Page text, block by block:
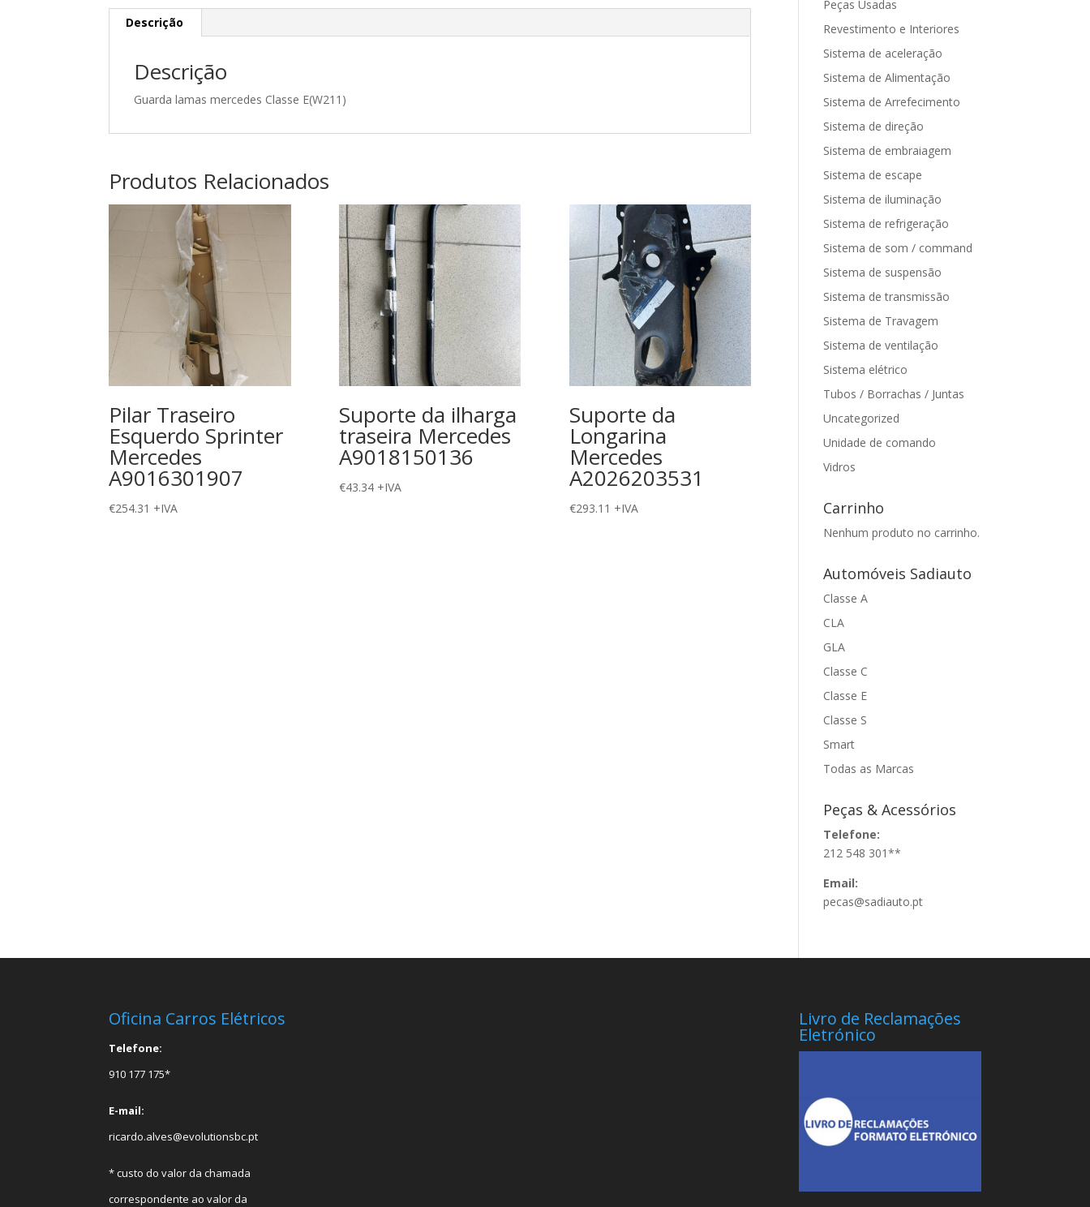
Descrição
Descrição
Guarda lamas mercedes Classe E(W211)
Produtos Relacionados
Pilar Traseiro
Esquerdo Sprinter
Mercedes
A9016301907
€254.31 +IVA
Suporte da ilharga
traseira Mercedes
A9018150136
€43.34 +IVA
Suporte da
Longarina
Mercedes
A2026203531
€293.11 +IVA
Peças Usadas
Revestimento e Interiores
Sistema de aceleração
Sistema de Alimentação
Sistema de Arrefecimento
Sistema de direção
Sistema de embraiagem
Sistema de escape
Sistema de iluminação
Sistema de refrigeração
Sistema de som / command
Sistema de suspensão
Sistema de transmissão
Sistema de Travagem
Sistema de ventilação
Sistema elétrico
Tubos / Borrachas / Juntas
Uncategorized
Unidade de comando
Vidros
Carrinho
Nenhum produto no carrinho.
Automóveis Sadiauto
Classe A
CLA
GLA
Classe C
Classe E
Classe S
Smart
Todas as Marcas
Peças & Acessórios
Telefone:
212 548 301**
Email:
pecas@sadiauto.pt
Oficina Carros Elétricos
Telefone:
910 177 175*
E-mail:
ricardo.alves@evolutionsbc.pt
* custo do valor da chamada
correspondente ao valor da
Livro de Reclamações
Eletrónico